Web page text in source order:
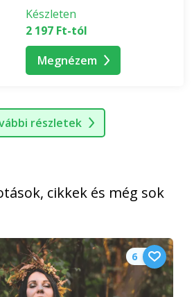
Készleten
2 197 Ft-tól
Megnézem
részletek
cikkek és még sok
6